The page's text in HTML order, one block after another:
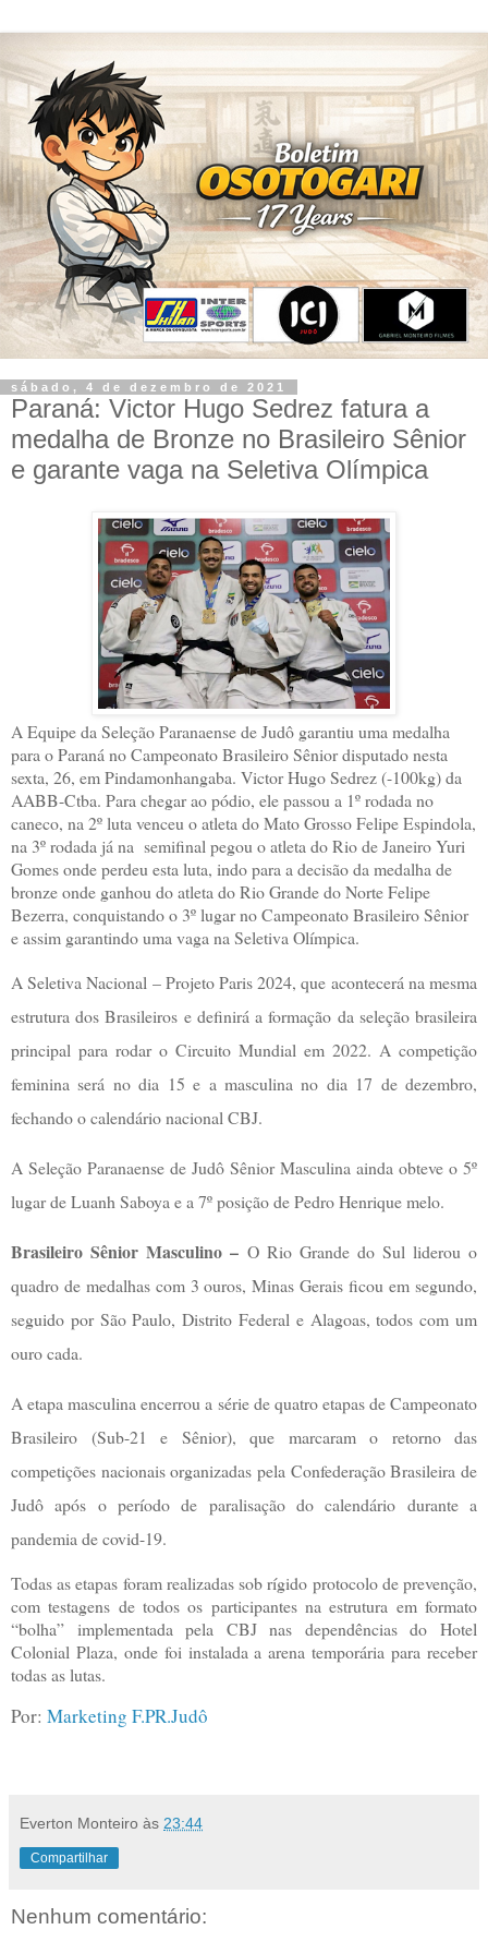
sábado, 4 de dezembro de 2021
Paraná: Victor Hugo Sedrez fatura a
medalha de Bronze no Brasileiro Sênior
e garante vaga na Seletiva Olímpica
A Equipe da Seleção Paranaense de Judô garantiu uma medalha
para o Paraná no Campeonato Brasileiro Sênior disputado nesta
sexta, 26, em Pindamonhangaba. Victor Hugo Sedrez (-100kg) da
AABB-Ctba. Para chegar ao pódio, ele passou a 1º rodada no
caneco, na 2º luta venceu o atleta do Mato Grosso Felipe Espindola,
na 3º rodada já na semifinal pegou o atleta do Rio de Janeiro Yuri
Gomes onde perdeu esta luta, indo para a decisão da medalha de
bronze onde ganhou do atleta do Rio Grande do Norte Felipe
Bezerra, conquistando o 3º lugar no Campeonato Brasileiro Sênior
e assim garantindo uma vaga na Seletiva Olímpica.
A Seletiva Nacional – Projeto Paris 2024, que acontecerá na mesma
estrutura dos Brasileiros e definirá a formação da seleção brasileira
principal para rodar o Circuito Mundial em 2022. A competição
feminina será no dia 15 e a masculina no dia 17 de dezembro,
fechando o calendário nacional CBJ.
A Seleção Paranaense de Judô Sênior Masculina ainda obteve o 5º
lugar de Luanh Saboya e a 7º posição de Pedro Henrique melo.
Brasileiro Sênior Masculino – O Rio Grande do Sul liderou o
quadro de medalhas com 3 ouros, Minas Gerais ficou em segundo,
seguido por São Paulo, Distrito Federal e Alagoas, todos com um
ouro cada.
A etapa masculina encerrou a série de quatro etapas de Campeonato
Brasileiro (Sub-21 e Sênior), que marcaram o retorno das
competições nacionais organizadas pela Confederação Brasileira de
Judô após o período de paralisação do calendário durante a
pandemia de covid-19.
Todas as etapas foram realizadas sob rígido protocolo de prevenção,
com testagens de todos os participantes na estrutura em formato
“bolha” implementada pela CBJ nas dependências do Hotel
Colonial Plaza, onde foi instalada a arena temporária para receber
todas as lutas.
Por: Marketing F.PR.Judô
Everton Monteiro às 23:44
Compartilhar
Nenhum comentário: